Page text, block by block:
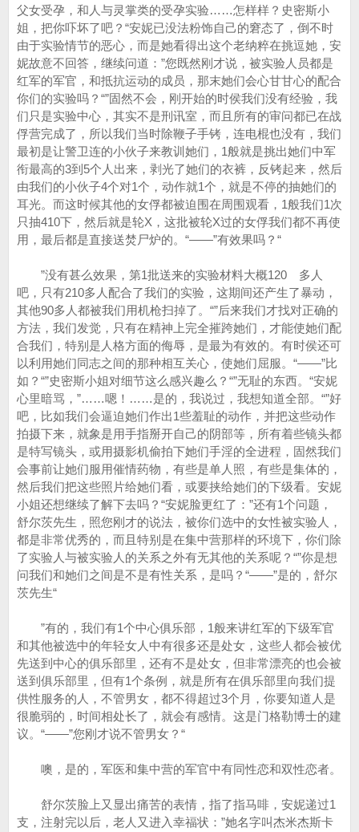
父女受孕，和人与灵掌类的受孕实验……怎样样？史密斯小
姐，把你吓坏了吧？“安妮已没法粉饰自己的窘态了，倒不时
由于实验情节的恶心，而是她看得出这个老纳粹在挑逗她，安
妮故意不回答，继续问道：”您既然刚才说，被实验人员都是
红军的军官，和抵抗运动的成员，那末她们会心甘甘心的配合
你们的实验吗？“”固然不会，刚开始的时侯我们没有经验，我
们只是实验中心，其实不是刑讯室，而且所有的审问都已在战
俘营完成了，所以我们当时除鞭子手铐，连电棍也没有，我们
最初是让警卫连的小伙子来教训她们，1般就是挑出她们中军
衔最高的3到5个人出来，剥光了她们的衣裤，反铐起来，然后
由我们的小伙子4个对1个，动作就1个，就是不停的抽她们的
耳光。而这时候其他的女俘都被迫围在周围观看，1般我们1次
只抽410下，然后就是轮X，这批被轮X过的女俘我们都不再使
用，最后都是直接送焚尸炉的。“——”有效果吗？“
”没有甚么效果，第1批送来的实验材料大概120 多人
吧，只有210多人配合了我们的实验，这期间还产生了暴动，
其他90多人都被我们用机枪扫掉了。“”后来我们才找对正确的
方法，我们发觉，只有在精神上完全摧跨她们，才能使她们配
合我们，特别是人格方面的侮辱，是最为有效的。有时侯还可
以利用她们同志之间的那种相互关心，使她们屈服。“——”比
如？“”史密斯小姐对细节这么感兴趣么？“”无耻的东西。“安妮
心里暗骂，”……嗯！……是的，我说过，我想知道全部。“”好
吧，比如我们会逼迫她们作出1些羞耻的动作，并把这些动作
拍摄下来，就象是用手指掰开自己的阴部等，所有着些镜头都
是特写镜头，或用摄影机偷拍下她们手淫的全进程，固然我们
会事前让她们服用催情药物，有些是单人照，有些是集体的，
然后我们把这些照片给她们看，或要挟给她们的下级看。安妮
小姐还想继续了解下去吗？“安妮脸更红了：”还有1个问题，
舒尔茨先生，照您刚才的说法，被你们选中的女性被实验人，
都是非常优秀的，而且特别是在集中营那样的环境下，你们除
了实验人与被实验人的关系之外有无其他的关系呢？“”你是想
问我们和她们之间是不是有性关系，是吗？“——”是的，舒尔
茨先生“
”有的，我们有1个中心俱乐部，1般来讲红军的下级军官
和其他被选中的年轻女人中有很多还是处女，这些人都会被优
先送到中心的俱乐部里，还有不是处女，但非常漂亮的也会被
送到俱乐部里，但有1个条例，就是所有在俱乐部里向我们提
供性服务的人，不管男女，都不得超过3个月，你要知道人是
很脆弱的，时间相处长了，就会有感情。这是门格勒博士的建
议。“——”您刚才说不管男女？“
噢，是的，军医和集中营的军官中有同性恋和双性恋者。
舒尔茨脸上又显出痛苦的表情，指了指马啡，安妮递过1
支，注射完以后，老人又进入幸福状：”她名字叫杰米杰斯卡